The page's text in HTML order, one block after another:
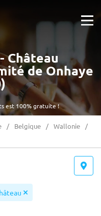
est 100% gratuite !
Château
de Onhaye
Belgique
Wallonie